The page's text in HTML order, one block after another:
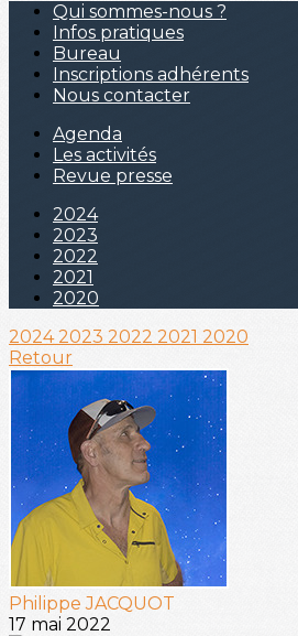
Qui sommes-nous ?
Infos pratiques
Bureau
Inscriptions adhérents
Nous contacter
Agenda
Les activités
Revue presse
2024
2023
2022
2021
2020
20242023 2022 2021 2020
Retour
Philippe JACQUOT
17 mai 2022